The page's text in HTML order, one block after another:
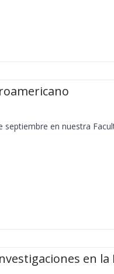
septiembre en nuestra
en la